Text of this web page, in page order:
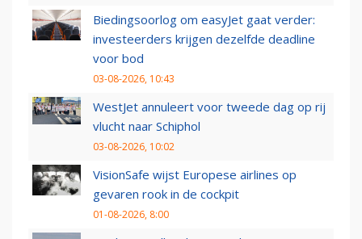
Biedingsoorlog om easyJet gaat verder:
investeerders krijgen dezelfde deadline
voor bod
03-08-2026, 10:43
WestJet annuleert voor tweede dag op rij
vlucht naar Schiphol
03-08-2026, 10:02
VisionSafe wijst Europese airlines op
gevaren rook in de cockpit
01-08-2026, 8:00